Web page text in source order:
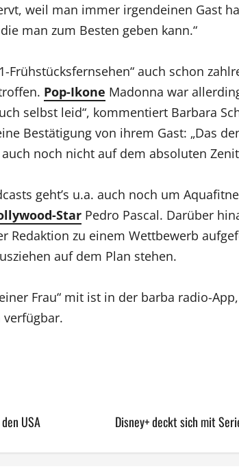
weil man immer irgendeinen Gast
man zum Besten geben kann.“
Frühstücksfernsehen“ auch schon
Pop-Ikone Madonna war
selbst leid“, kommentiert Barbara
Bestätigung von ihrem Gast: „Das
noch nicht auf dem absoluten
geht’s u.a. auch noch um
Star Pedro Pascal. Darüber
Redaktion zu einem Wettbewerb
auf dem Plan stehen.
Frau“ mit ist in der barba radio-
USA
Disney+ deckt sich mit